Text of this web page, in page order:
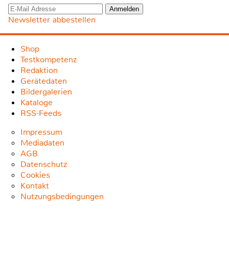
Newsletter abbestellen
Shop
Testkompetenz
Redaktion
Gerätedaten
Bildergalerien
Kataloge
RSS-Feeds
Impressum
Mediadaten
AGB
Datenschutz
Cookies
Kontakt
Nutzungsbedingungen